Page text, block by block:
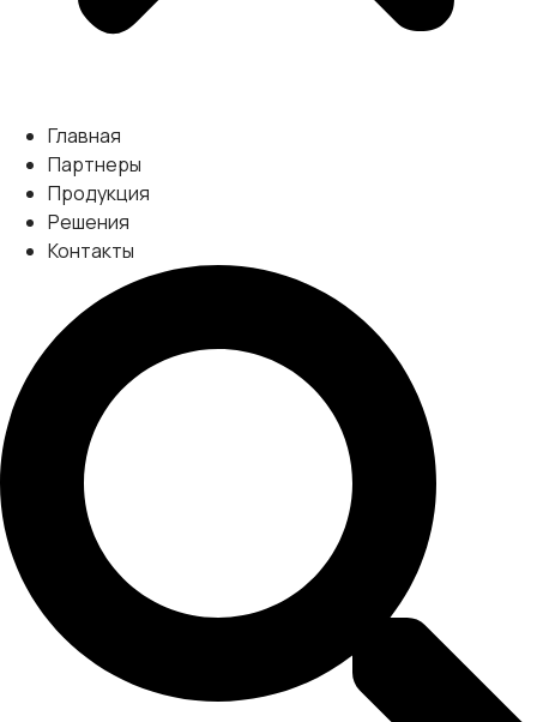
Главная
Партнеры
Продукция
Решения
Контакты